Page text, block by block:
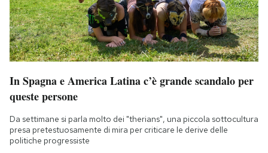
In Spagna e America Latina c’è grande scandalo per
queste persone
Da settimane si parla molto dei "therians", una piccola sottocultura
presa pretestuosamente di mira per criticare le derive delle
politiche progressiste